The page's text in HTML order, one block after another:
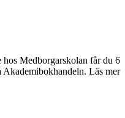
hos Medborgarskolan får du 6
Akademibokhandeln. Läs mer